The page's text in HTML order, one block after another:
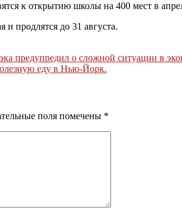
к открытию школы на 400 мест в
и продлятся до 31 августа.
предупредил о сложной ситуации в
еду в Нью-Йорк.
поля помечены *